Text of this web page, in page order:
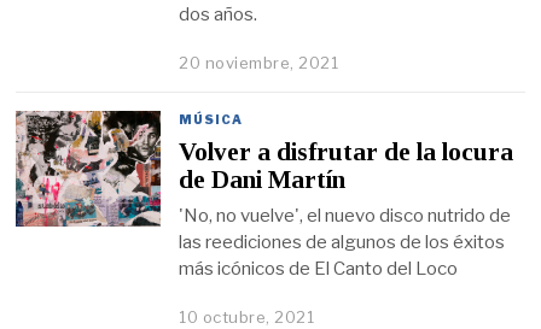
dos años.
20 noviembre, 2021
MÚSICA
Volver a disfrutar de la locura
de Dani Martín
'No, no vuelve', el nuevo disco nutrido de
las reediciones de algunos de los éxitos
más icónicos de El Canto del Loco
10 octubre, 2021